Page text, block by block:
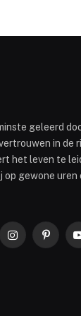
geleerd
in de
het leven te
op gewone
Instagram